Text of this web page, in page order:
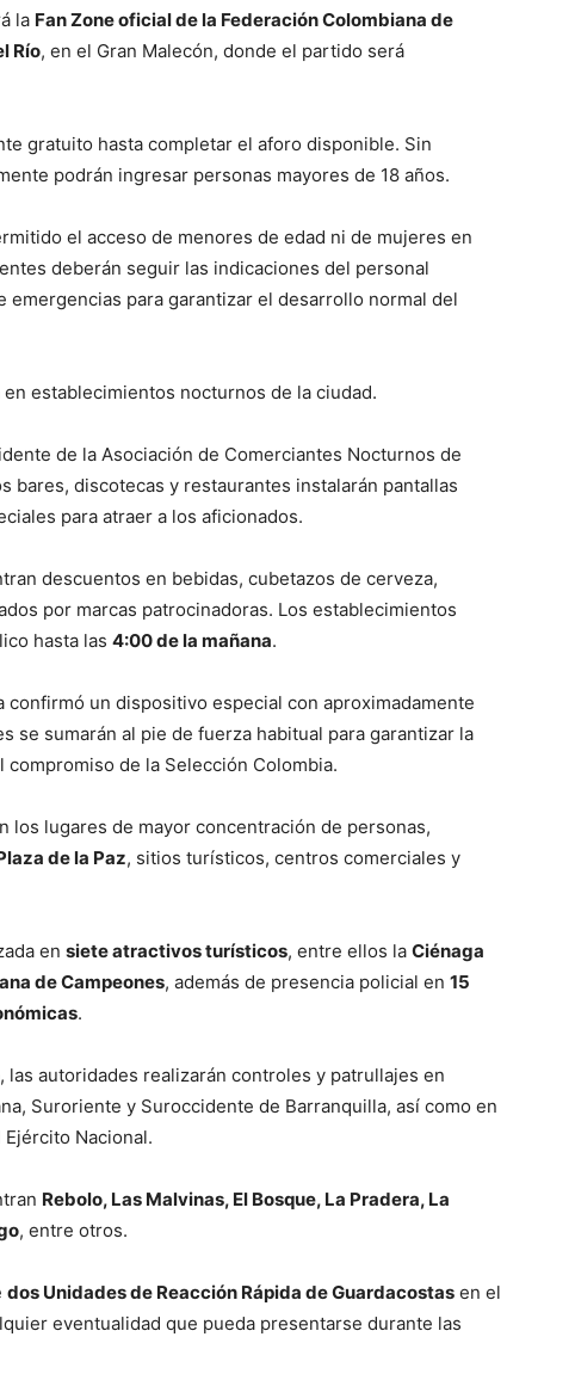
la Fan Zone oficial de la Federación Colombiana de
Río, en el Gran Malecón, donde el partido será
gratuito hasta completar el aforo disponible. Sin
podrán ingresar personas mayores de 18 años.
el acceso de menores de edad ni de mujeres en
deberán seguir las indicaciones del personal
para garantizar el desarrollo normal del
establecimientos nocturnos de la ciudad.
de la Asociación de Comerciantes Nocturnos de
bares, discotecas y restaurantes instalarán pantallas
para atraer a los aficionados.
descuentos en bebidas, cubetazos de cerveza,
por marcas patrocinadoras. Los establecimientos
hasta las 4:00 de la mañana.
confirmó un dispositivo especial con aproximadamente
se sumarán al pie de fuerza habitual para garantizar la
de la Selección Colombia.
los lugares de mayor concentración de personas,
de la Paz, sitios turísticos, centros comerciales y
en siete atractivos turísticos, entre ellos la Ciénaga
de Campeones, además de presencia policial en 15
.
autoridades realizarán controles y patrullajes en
Suroriente y Suroccidente de Barranquilla, así como en
Nacional.
Rebolo, Las Malvinas, El Bosque, La Pradera, La
, entre otros.
dos Unidades de Reacción Rápida de Guardacostas en el
eventualidad que pueda presentarse durante las